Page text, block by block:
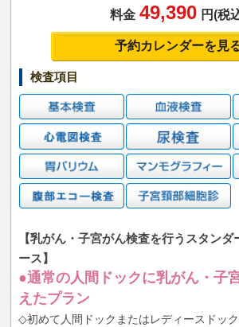
料金 49,390 円(税
予約カレンダーを見
検査項目
【乳がん・子宮がん検査を行うスタンダ
ース】
●通常の人間ドックに乳がん・子
えたプラン
◇初めて人間ドックまたはレディースドッ